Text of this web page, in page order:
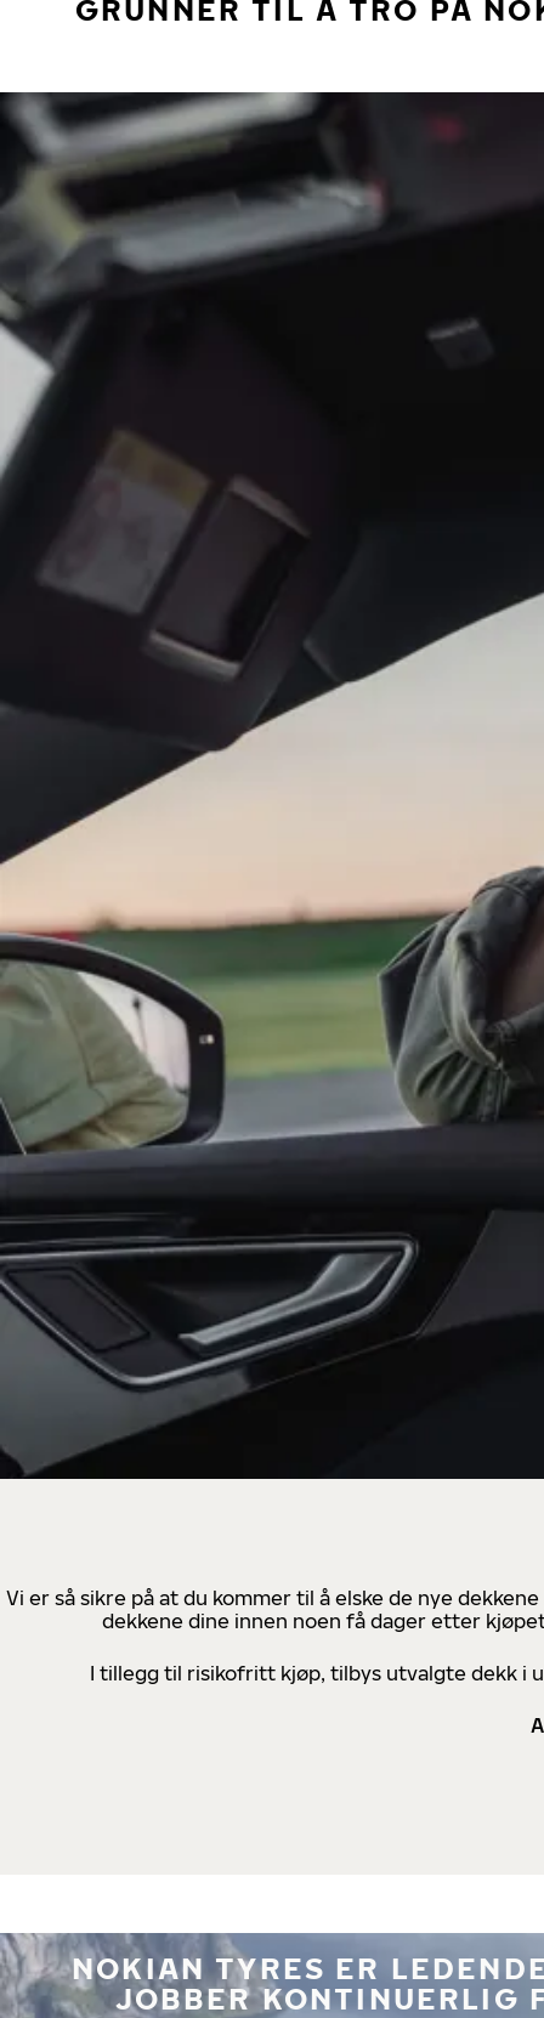
GRUNNER TIL Å TRO PÅ
Vi er så sikre på at du kommer til å elske de nye
dekkene dine innen noen få dager etter
I tillegg til risikofritt kjøp, tilbys utvalgte dekk i
NOKIAN TYRES ER
JOBBER KONTINUERLIG